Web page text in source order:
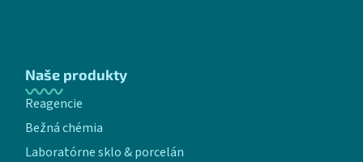
Naše produkty
Reagencie
Bežná chémia
Laboratórne sklo & porcelán